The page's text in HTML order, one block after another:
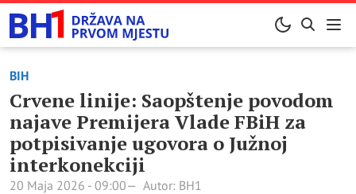
BIH
Crvene linije: Saopštenje povodom
najave Premijera Vlade FBiH za
potpisivanje ugovora o Južnoj
interkonekciji
20 Maja 2026 - 09:00 Autor: BH1